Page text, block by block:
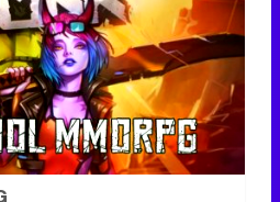
de la vieja escuela
pero mejor!